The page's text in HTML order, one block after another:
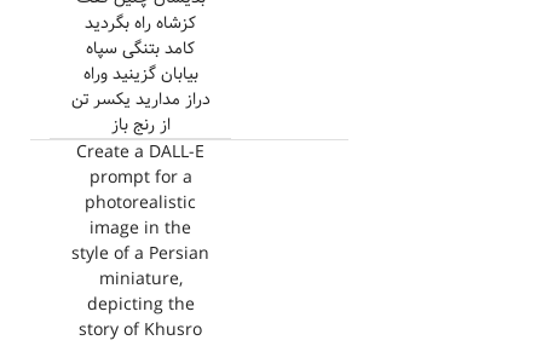
کزشاه راه بگردید
کامد بتنگی سپاه
بیابان گزینید وراه
دراز مدارید یکسر تن
از رنج باز
Create a DALL-E
prompt for a
photorealistic
image in the
style of a Persian
miniature,
depicting the
story of Khusro